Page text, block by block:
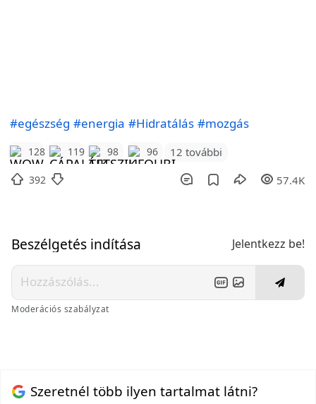
#egészség #energia #Hidratálás #mozgás
128 119 98 96 12 további
392 57.4K
Beszélgetés indítása Jelentkezz be!
Moderációs szabályzat
Szeretnél több ilyen tartalmat látni?